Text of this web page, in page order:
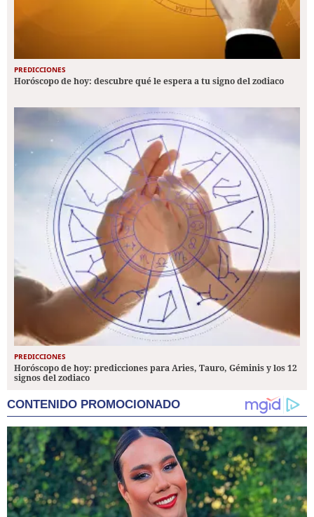
PREDICCIONES
Horóscopo de hoy: descubre qué le espera a tu signo del zodiaco
PREDICCIONES
Horóscopo de hoy: predicciones para Aries, Tauro, Géminis y los 12
signos del zodiaco
CONTENIDO PROMOCIONADO